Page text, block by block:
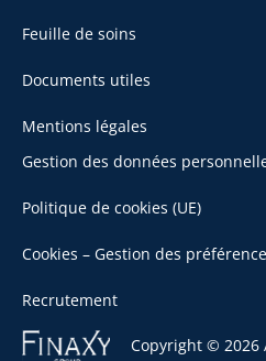
Feuille de soins
Documents utiles
Mentions légales
Gestion des données
Politique de cookies (UE)
Cookies – Gestion des
Recrutement
Se
Copyright © 2026